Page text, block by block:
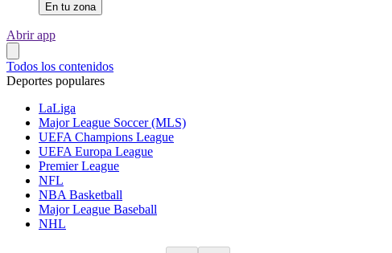
En tu zona
Abrir app
Todos los contenidos
Deportes populares
LaLiga
Major League Soccer (MLS)
UEFA Champions League
UEFA Europa League
Premier League
NFL
NBA Basketball
Major League Baseball
NHL